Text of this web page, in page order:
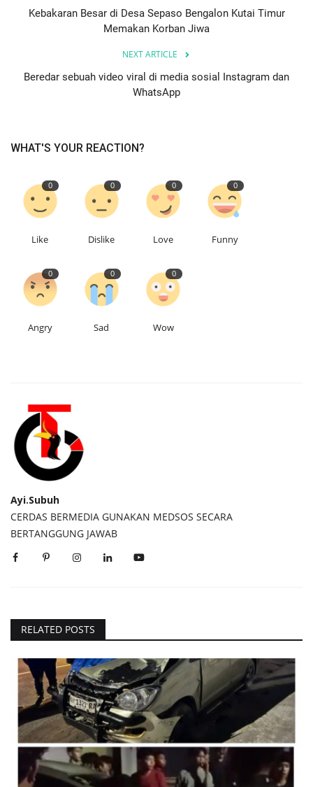
Kebakaran Besar di Desa Sepaso Bengalon Kutai Timur
Memakan Korban Jiwa
NEXT ARTICLE
Beredar sebuah video viral di media sosial Instagram dan
WhatsApp
WHAT'S YOUR REACTION?
0
Like
0
Dislike
0
Love
0
Funny
0
Angry
0
Sad
0
Wow
Ayi.Subuh
CERDAS BERMEDIA GUNAKAN MEDSOS SECARA
BERTANGGUNG JAWAB
RELATED POSTS